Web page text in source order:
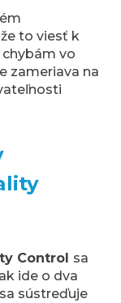
to viesť k
chybám vo
zameriava na
Control sa
ide o dva
sústreďuje